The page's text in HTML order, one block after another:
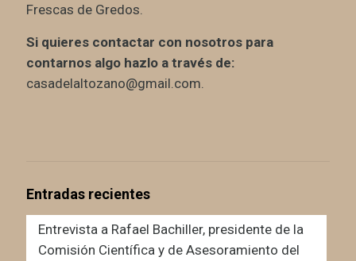
Frescas de Gredos.
Si quieres contactar con nosotros para
contarnos algo hazlo a través de:
casadelaltozano@gmail.com.
Entradas recientes
Entrevista a Rafael Bachiller, presidente de la
Comisión Científica y de Asesoramiento del